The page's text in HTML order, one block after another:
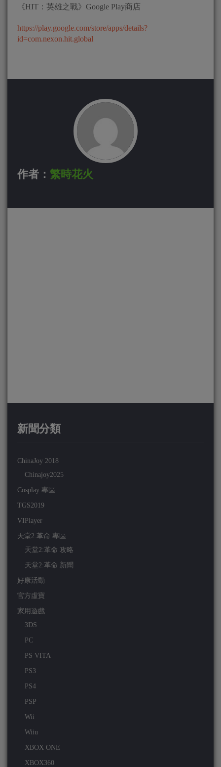
《HIT：英雄之戰》Google Play商店
https://play.google.com/store/apps/details?
id=com.nexon.hit.global
作者： 繁時花火
新聞分類
ChinaJoy 2018
Chinajoy2025
Cosplay 專區
TGS2019
VIPlayer
天堂2:革命 專區
天堂2:革命 攻略
天堂2:革命 新聞
好康活動
官方虛寶
家用遊戲
3DS
PC
PS VITA
PS3
PS4
PSP
Wii
Wiiu
XBOX ONE
XBOX360